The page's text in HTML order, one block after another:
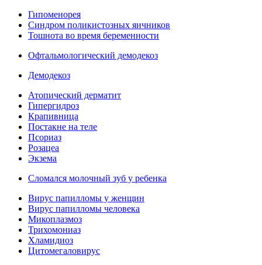
Гипоменорея
Синдром поликистозных яичников
Тошнота во время беременности
Офтальмологический демодекоз
Демодекоз
Атопический дерматит
Гипергидроз
Крапивница
Постакне на теле
Псориаз
Розацеа
Экзема
Сломался молочный зуб у ребенка
Вирус папилломы у женщин
Вирус папилломы человека
Микоплазмоз
Трихомониаз
Хламидиоз
Цитомегаловирус